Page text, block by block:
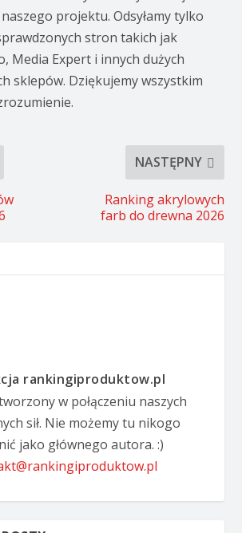
projektu. Odsyłamy tylko
stron takich jak
Media Expert i innych dużych
sklepów. Dziękujemy wszystkim
NASTĘPNY
Ranking akrylowych
farb do drewna 2026
rankingiproduktow.pl
w połączeniu naszych
sił. Nie możemy tu nikogo
jako głównego autora. :)